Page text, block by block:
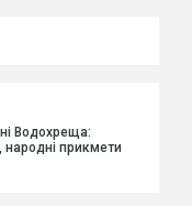
Водохреща:
народні прикмети